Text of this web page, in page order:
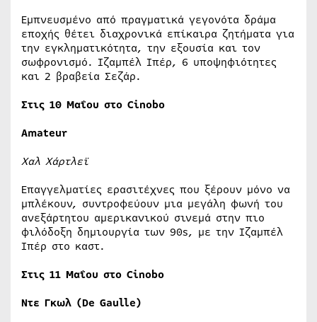
Εμπνευσμένο από πραγματικά γεγονότα δράμα
εποχής θέτει διαχρονικά επίκαιρα ζητήματα για
την εγκληματικότητα, την εξουσία και τον
σωφρονισμό. Ιζαμπέλ Ιπέρ, 6 υποψηφιότητες
και 2 βραβεία Σεζάρ.
Στις 10 Μαΐου στο Cinobo
Amateur
Χαλ Χάρτλεϊ
Επαγγελματίες ερασιτέχνες που ξέρουν μόνο να
μπλέκουν, συντροφεύουν μια μεγάλη φωνή του
ανεξάρτητου αμερικανικού σινεμά στην πιo
φιλόδοξη δημιουργία των 90s, με την Ιζαμπέλ
Ιπέρ στο καστ.
Στις 11 Μαΐου στο Cinobo
Ντε Γκωλ (De Gaulle)